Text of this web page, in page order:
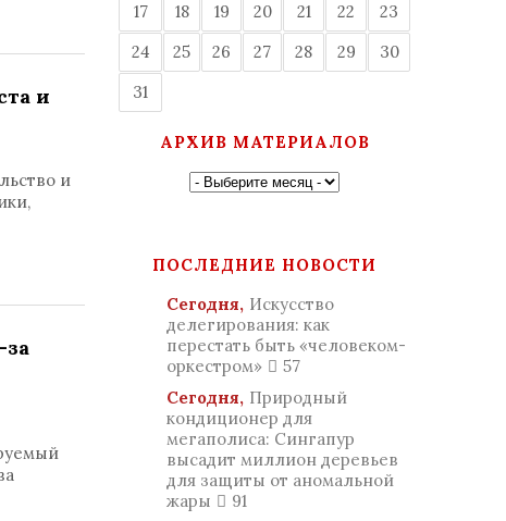
и
и
17
18 19 20 21 22
23
24
25 26 27 28 29
30
31
АРХИВ МАТЕРИАЛОВ
ПОСЛЕДНИЕ НОВОСТИ
Сегодня, Искусство
делегирования: как
перестать быть «человеком-
оркестром»
57
Сегодня, Природный
кондиционер для
мегаполиса: Сингапур
высадит миллион деревьев
для защиты от аномальной
жары
91